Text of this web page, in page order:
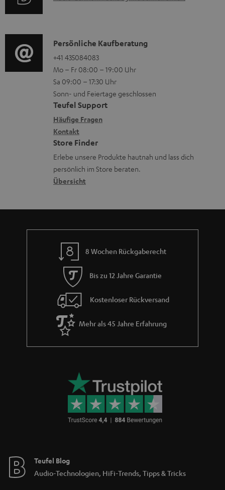
i
e
n
z
u
m
V
e
r
s
a
d
t
i
o
n
e
n
z
u
r
G
r
a
i
o
-
L
e
x
i
k
o
n
K
o
n
t
a
k
t
d
a
t
n
Persönliche Kaufberatung
+41 435084083
Mo – Fr 08:00 – 19:00 Uhr
Sa 09:00 – 17:30 Uhr
Sonn- und Feiertage geschlossen
Teufel Support
Häufige Fragen
Kontakt
Store Finder
Erlebe unsere Produkte hautnah und lass dich
persönlich im Store beraten.
Übersicht
8 Wochen Rückgaberecht
Bis zu 12 Jahre Garantie
Kostenloser Rückversand
Mehr als 45 Jahre Erfahrung
Teufel Blog
Audio-Technologien, HiFi-Trends, Tipps & Tricks